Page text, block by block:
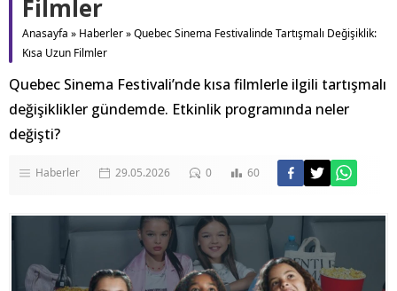
Filmler
Anasayfa » Haberler»Quebec Sinema Festivalinde Tartışmalı Değişiklik:
Kısa Uzun Filmler
Quebec Sinema Festivali’nde kısa filmlerle ilgili tartışmalı
değişiklikler gündemde. Etkinlik programında neler
değişti?
Haberler 29.05.2026 0 60